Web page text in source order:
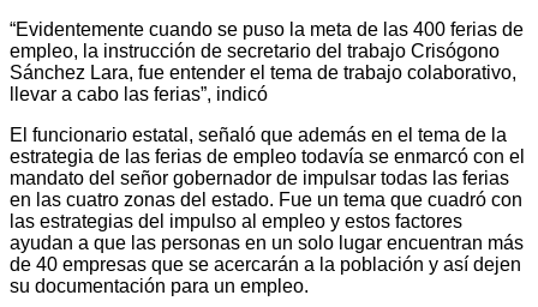
“Evidentemente cuando se puso la meta de las 400 ferias de
empleo, la instrucción de secretario del trabajo Crisógono
Sánchez Lara, fue entender el tema de trabajo colaborativo,
llevar a cabo las ferias”, indicó
El funcionario estatal, señaló que además en el tema de la
estrategia de las ferias de empleo todavía se enmarcó con el
mandato del señor gobernador de impulsar todas las ferias
en las cuatro zonas del estado. Fue un tema que cuadró con
las estrategias del impulso al empleo y estos factores
ayudan a que las personas en un solo lugar encuentran más
de 40 empresas que se acercarán a la población y así dejen
su documentación para un empleo.